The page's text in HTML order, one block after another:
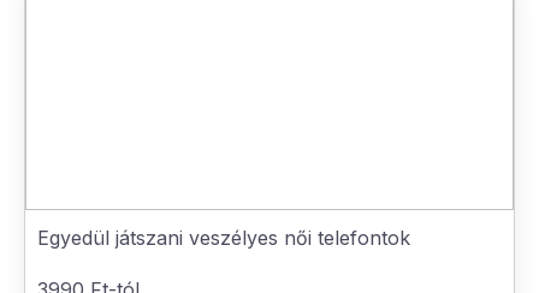
Egyedül játszani veszélyes női telefontok